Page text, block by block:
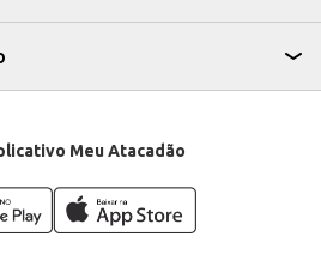
Meu Atacadão